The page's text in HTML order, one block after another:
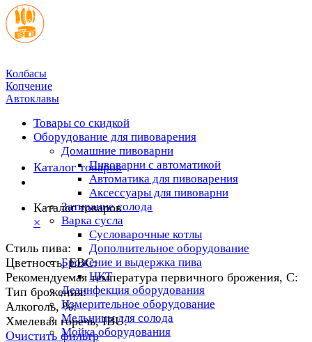
Колбасы
Копчение
Автоклавы
Товары со скидкой
Оборудование для пивоварения
Домашние пивоварни
Пивоварни с автоматикой
Автоматика для пивоварения
Аксессуары для пивоварни
Затирание солода
Варка сусла
Cусловарочные котлы
Дополнительное оборудование
Брожение и выдержка пива
ЦКТ
Дезинфекция оборудования
Измерительное оборудование
Мельницы для солода
Мойка оборудования
Каталог товаров
Каталог товаров
×
Стиль пива:
Цветность, EBC:
Рекомендуемая температура первичного брожения, С:
Тип брожения:
Алкоголь, %:
Хмелевая горечь, IBU:
Очистить фильтр